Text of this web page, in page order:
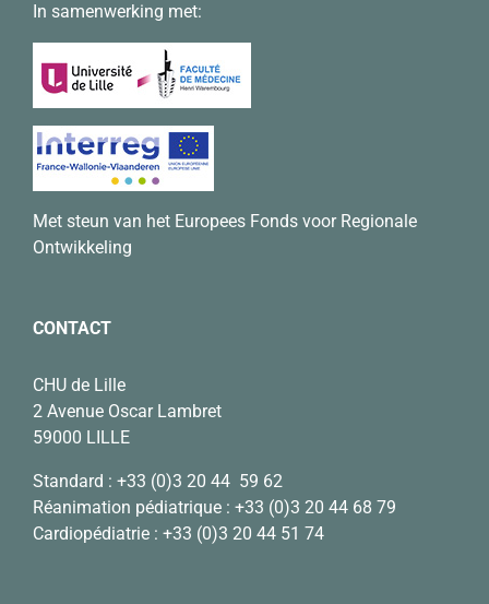
In samenwerking met:
Met steun van het Europees Fonds voor Regionale
Ontwikkeling
CONTACT
CHU de Lille
2 Avenue Oscar Lambret
59000 LILLE
Standard : +33 (0)3 20 44 59 62
Réanimation pédiatrique : +33 (0)3 20 44 68 79
Cardiopédiatrie : +33 (0)3 20 44 51 74